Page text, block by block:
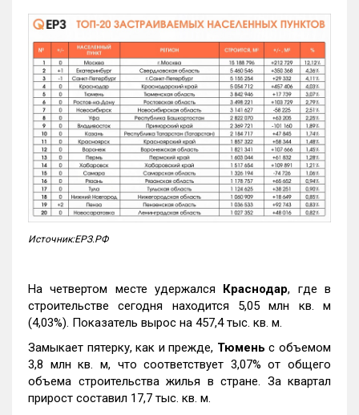
Источник:ЕРЗ.РФ
На четвертом месте удержался Краснодар, где в
строительстве сегодня находится 5,05 млн кв. м
(4,03%). Показатель вырос на 457,4 тыс. кв. м.
Замыкает пятерку, как и прежде, Тюмень с объемом
3,8 млн кв. м, что соответствует 3,07% от общего
объема строительства жилья в стране. За квартал
прирост составил 17,7 тыс. кв. м.